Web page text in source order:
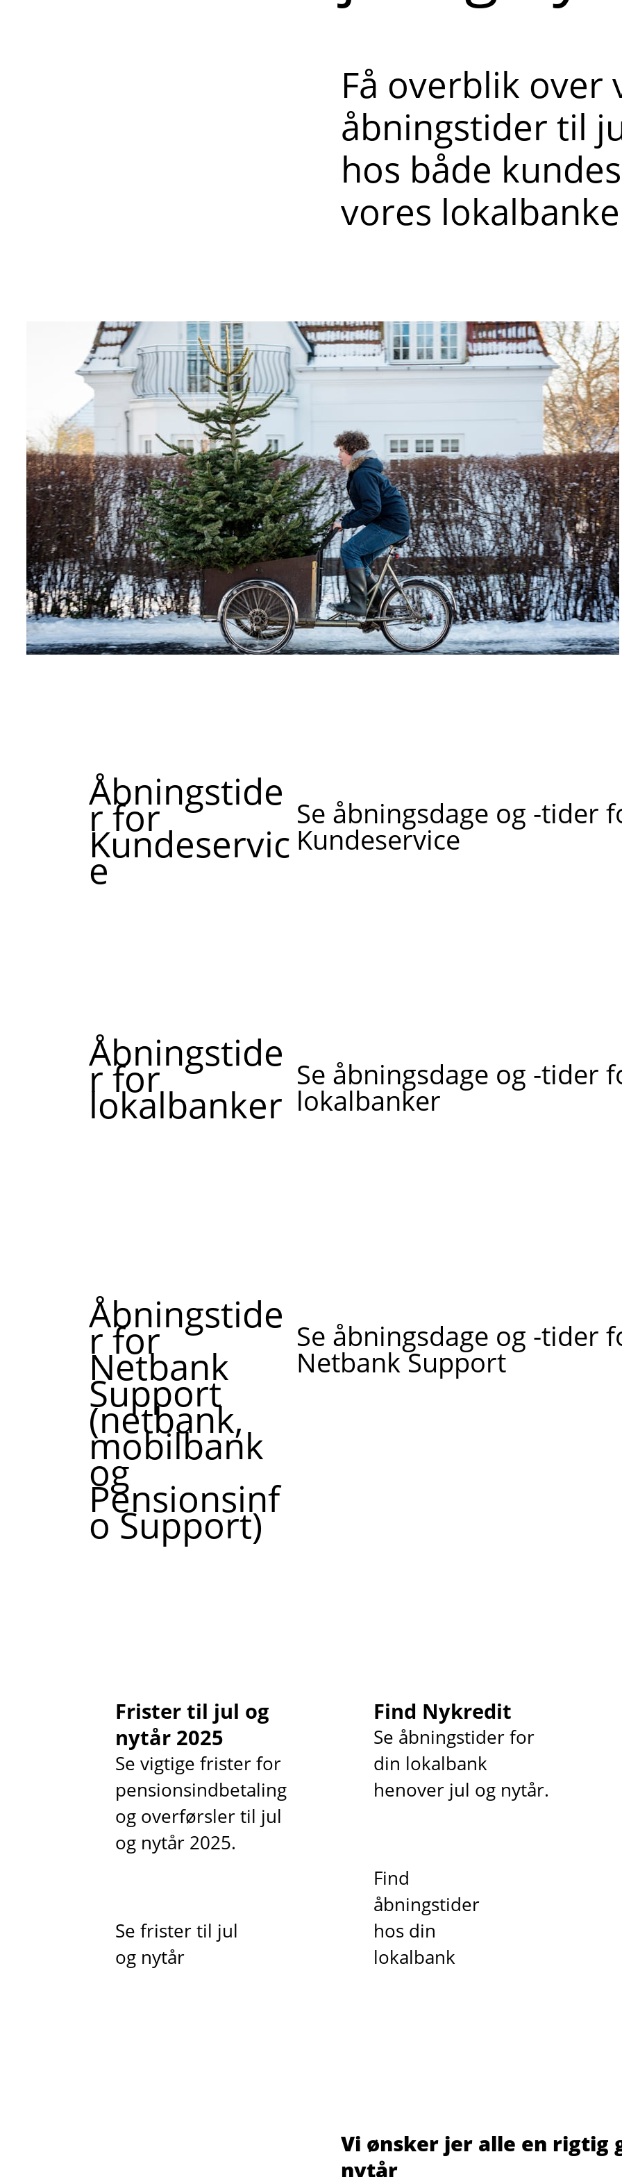
Få overblik over
åbningstider til
hos både
vores
Åbningstide
r for
Kundeservic
e
Se åbningsdage og -tider
Kundeservice
Åbningstide
r for
lokalbanker
Se åbningsdage og -tider
lokalbanker
Åbningstide
r for
Netbank
Support
(netbank,
mobilbank
og
Pensionsinf
o Support)
Se åbningsdage og -tider
Netbank Support
Frister til jul og
nytår 2025
Se vigtige frister for
pensionsindbetaling
og overførsler til jul
og nytår 2025.
Se frister til jul
og nytår
Find Nykredit
Se åbningstider for
din lokalbank
henover jul og nytår.
Find
åbningstider
hos din
lokalbank
Vi ønsker jer alle en rigtig
nytår